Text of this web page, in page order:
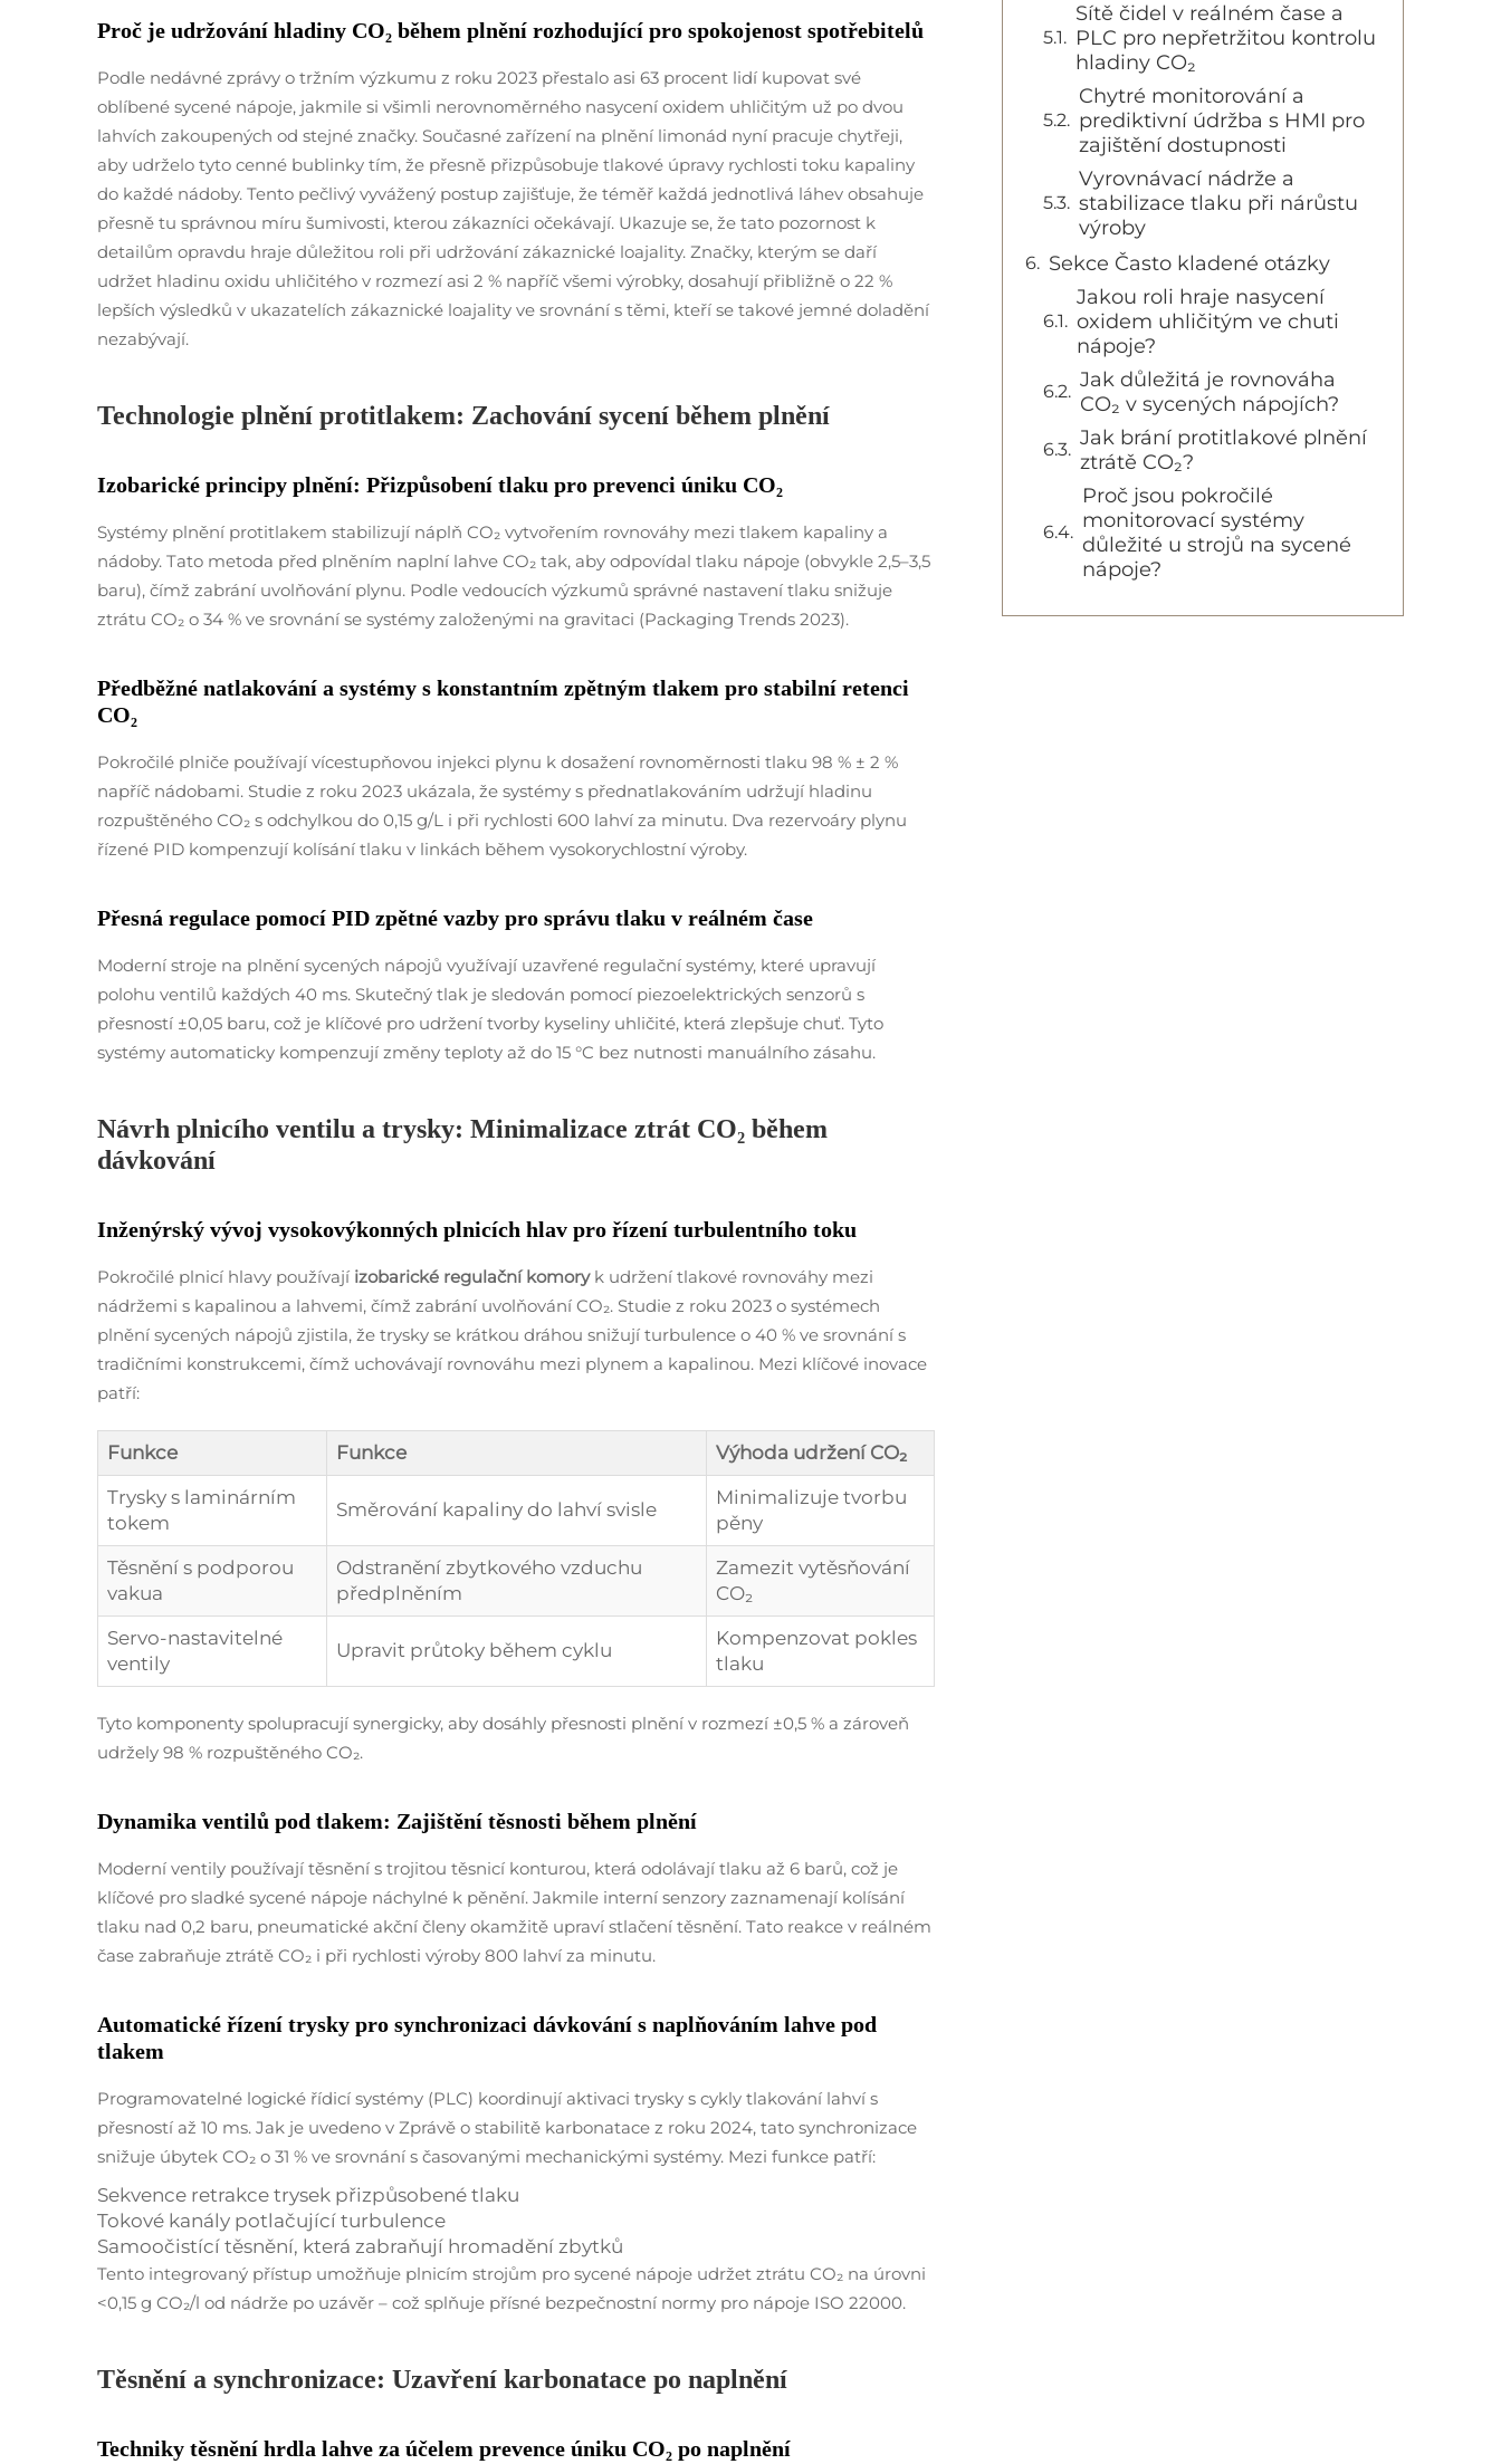
Proč je udržování hladiny CO₂ během plnění rozhodující pro spokojenost spotřebitelů
Podle nedávné zprávy o tržním výzkumu z roku 2023 přestalo asi 63 procent lidí kupovat své
oblíbené sycené nápoje, jakmile si všimli nerovnoměrného nasycení oxidem uhličitým už po dvou
lahvích zakoupených od stejné značky. Současné zařízení na plnění limonád nyní pracuje chytřeji,
aby udrželo tyto cenné bublinky tím, že přesně přizpůsobuje tlakové úpravy rychlosti toku kapaliny
do každé nádoby. Tento pečlivý vyvážený postup zajišťuje, že téměř každá jednotlivá láhev obsahuje
přesně tu správnou míru šumivosti, kterou zákazníci očekávají. Ukazuje se, že tato pozornost k
detailům opravdu hraje důležitou roli při udržování zákaznické loajality. Značky, kterým se daří
udržet hladinu oxidu uhličitého v rozmezí asi 2 % napříč všemi výrobky, dosahují přibližně o 22 %
lepších výsledků v ukazatelích zákaznické loajality ve srovnání s těmi, kteří se takové jemné doladění
nezabývají.
Technologie plnění protitlakem: Zachování sycení během plnění
Izobarické principy plnění: Přizpůsobení tlaku pro prevenci úniku CO₂
Systémy plnění protitlakem stabilizují náplň CO₂ vytvořením rovnováhy mezi tlakem kapaliny a
nádoby. Tato metoda před plněním naplní lahve CO₂ tak, aby odpovídal tlaku nápoje (obvykle 2,5–3,5
baru), čímž zabrání uvolňování plynu. Podle vedoucích výzkumů správné nastavení tlaku snižuje
ztrátu CO₂ o 34 % ve srovnání se systémy založenými na gravitaci (Packaging Trends 2023).
Předběžné natlakování a systémy s konstantním zpětným tlakem pro stabilní retenci
CO₂
Pokročilé plniče používají vícestupňovou injekci plynu k dosažení rovnoměrnosti tlaku 98 % ± 2 %
napříč nádobami. Studie z roku 2023 ukázala, že systémy s přednatlakováním udržují hladinu
rozpuštěného CO₂ s odchylkou do 0,15 g/L i při rychlosti 600 lahví za minutu. Dva rezervoáry plynu
řízené PID kompenzují kolísání tlaku v linkách během vysokorychlostní výroby.
Přesná regulace pomocí PID zpětné vazby pro správu tlaku v reálném čase
Moderní stroje na plnění sycených nápojů využívají uzavřené regulační systémy, které upravují
polohu ventilů každých 40 ms. Skutečný tlak je sledován pomocí piezoelektrických senzorů s
přesností ±0,05 baru, což je klíčové pro udržení tvorby kyseliny uhličité, která zlepšuje chuť. Tyto
systémy automaticky kompenzují změny teploty až do 15 °C bez nutnosti manuálního zásahu.
Návrh plnicího ventilu a trysky: Minimalizace ztrát CO₂ během
dávkování
Inženýrský vývoj vysokovýkonných plnicích hlav pro řízení turbulentního toku
Pokročilé plnicí hlavy používají izobarické regulační komory k udržení tlakové rovnováhy mezi
nádržemi s kapalinou a lahvemi, čímž zabrání uvolňování CO₂. Studie z roku 2023 o systémech
plnění sycených nápojů zjistila, že trysky se krátkou dráhou snižují turbulence o 40 % ve srovnání s
tradičními konstrukcemi, čímž uchovávají rovnováhu mezi plynem a kapalinou. Mezi klíčové inovace
patří:
Funkce Funkce
Výhoda udržení CO₂
Trysky s laminárním
tokem
Směrování kapaliny do lahví svisle
Minimalizuje tvorbu
pěny
Těsnění s podporou
vakua
Odstranění zbytkového vzduchu
předplněním
Zamezit vytěsňování
CO₂
Servo-nastavitelné
ventily
Upravit průtoky během cyklu
Kompenzovat pokles
tlaku
Tyto komponenty spolupracují synergicky, aby dosáhly přesnosti plnění v rozmezí ±0,5 % a zároveň
udržely 98 % rozpuštěného CO₂.
Dynamika ventilů pod tlakem: Zajištění těsnosti během plnění
Moderní ventily používají těsnění s trojitou těsnicí konturou, která odolávají tlaku až 6 barů, což je
klíčové pro sladké sycené nápoje náchylné k pěnění. Jakmile interní senzory zaznamenají kolísání
tlaku nad 0,2 baru, pneumatické akční členy okamžitě upraví stlačení těsnění. Tato reakce v reálném
čase zabraňuje ztrátě CO₂ i při rychlosti výroby 800 lahví za minutu.
Automatické řízení trysky pro synchronizaci dávkování s naplňováním lahve pod
tlakem
Programovatelné logické řídicí systémy (PLC) koordinují aktivaci trysky s cykly tlakování lahví s
přesností až 10 ms. Jak je uvedeno v Zprávě o stabilitě karbonatace z roku 2024, tato synchronizace
snižuje úbytek CO₂ o 31 % ve srovnání s časovanými mechanickými systémy. Mezi funkce patří:
Sekvence retrakce trysek přizpůsobené tlaku
Tokové kanály potlačující turbulence
Samoočistící těsnění, která zabraňují hromadění zbytků
Tento integrovaný přístup umožňuje plnicím strojům pro sycené nápoje udržet ztrátu CO₂ na úrovni
<0,15 g CO₂/l od nádrže po uzávěr – což splňuje přísné bezpečnostní normy pro nápoje ISO 22000.
Těsnění a synchronizace: Uzavření karbonatace po naplnění
Techniky těsnění hrdla lahve za účelem prevence úniku CO₂ po naplnění
Sítě čidel v reálném čase a
PLC pro nepřetržitou kontrolu
hladiny CO₂
Chytré monitorování a
prediktivní údržba s HMI pro
zajištění dostupnosti
Vyrovnávací nádrže a
stabilizace tlaku při nárůstu
výroby
Sekce Často kladené otázky
Jakou roli hraje nasycení
oxidem uhličitým ve chuti
nápoje?
Jak důležitá je rovnováha
CO₂ v sycených nápojích?
Jak brání protitlakové plnění
ztrátě CO₂?
Proč jsou pokročilé
monitorovací systémy
důležité u strojů na sycené
nápoje?